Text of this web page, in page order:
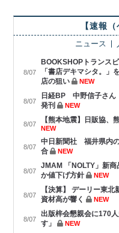
【速報
ニュース
8/07
BOOKSHOPトランス
「書店デキマシタ。」
店の狙い
NEW
8/07
日経BP 中野信子さん
発刊
NEW
8/07 【熊本地震】日販協、
NEW
8/07
中日新聞社 福井県内
合
NEW
8/07
JMAM 「NOLTY」新商
か値下げ方針
NEW
8/07
【決算】 デーリー東
資材高が響く
NEW
8/07
出版梓会懇親会に170
す」
NEW